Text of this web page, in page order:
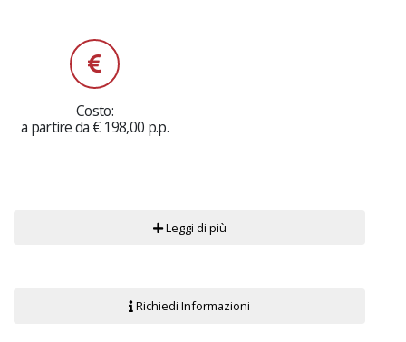
Costo:
a partire da € 198,00 p.p.
Leggi di più
Richiedi Informazioni